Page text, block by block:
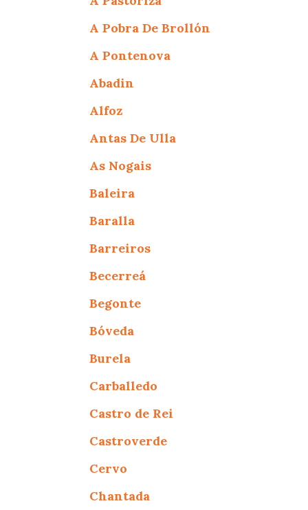
A Pobra De Brollón
A Pontenova
Abadin
Alfoz
Antas De Ulla
As Nogais
Baleira
Baralla
Barreiros
Becerreá
Begonte
Bóveda
Burela
Carballedo
Castro de Rei
Castroverde
Cervo
Chantada